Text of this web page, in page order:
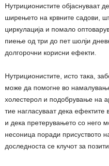
Нутриционистите објаснуваат
ширењето на крвните садови,
циркулација и помало
пиење од три до пет шолји
долгорочни корисни ефекти.
Нутриционистите, исто така,
може да помогне во
холестерол и подобрување на
тие нагласуваат дека
и дека претерувањето со него
несоница поради присуството
доследноста се клучот за